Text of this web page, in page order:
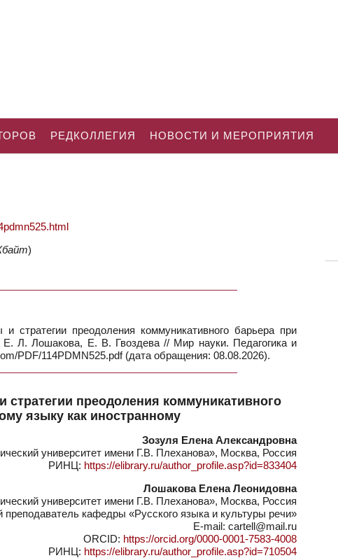
РЕДКОЛЛЕГИЯ НОВОСТИ И МЕРОПРИЯТИЯ
)
преодоления коммуникативного барьера при
Л. Лошакова, Е. В. Гвоздева // Мир науки. Педагогика и
114PDMN525.pdf (дата обращения: 08.08.2026).
преодоления коммуникативного
языку как иностранному
Зозуля Елена Александровна
университет имени Г.В. Плеханова», Москва, Россия
РИНЦ: https://elibrary.ru/author_profile.asp?id=833404
Лошакова Елена Леонидовна
университет имени Г.В. Плеханова», Москва, Россия
кафедры «Русского языка и культуры речи»
E-mail: cartell@mail.ru
ORCID: https://orcid.org/0000-0001-7583-4008
РИНЦ: https://elibrary.ru/author_profile.asp?id=710504